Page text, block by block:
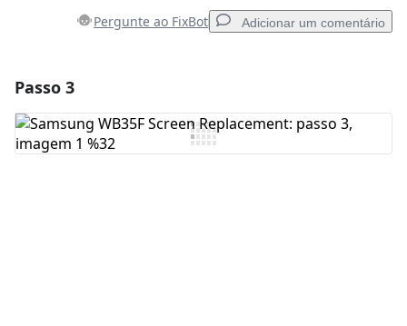
Pergunte ao FixBot Adicionar um comentário
Comentar
Passo 3